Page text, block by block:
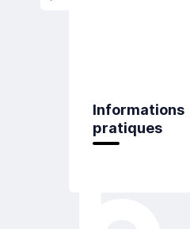
Informations
pratiques